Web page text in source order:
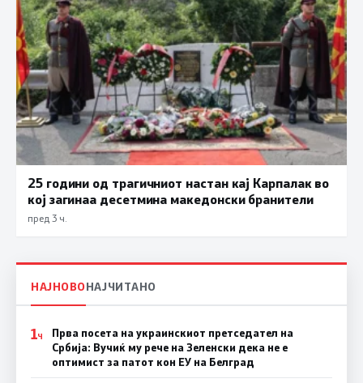
25 години од трагичниот настан кај Карпалак во
кој загинаа десетмина македонски бранители
пред 3 ч.
НАЈНОВОНАЈЧИТАНО
1Ч
Прва посета на украинскиот претседател на
Србија: Вучиќ му рече на Зеленски дека не е
оптимист за патот кон ЕУ на Белград